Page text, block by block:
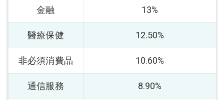
金融 13%
醫療保健 12.50%
非必須消費品 10.60%
通信服務 8.90%